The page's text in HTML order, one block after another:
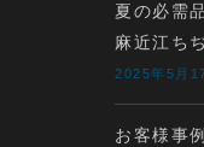
夏の必需
麻近江ち
2025年5月
お客様事